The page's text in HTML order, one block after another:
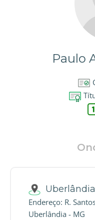
Paulo
Endereço: R.
Uberlândia - MG